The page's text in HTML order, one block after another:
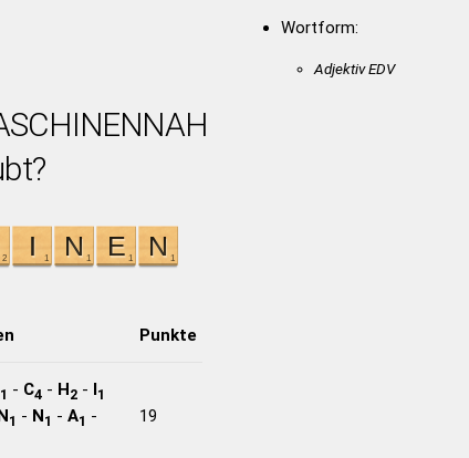
Punkte
1 - C4 - H2- I1
1 - N1 - A1 -
19
Wortform:
Adjektiv EDV